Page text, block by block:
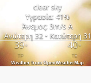
clear sky
Υγρασία: 41%
Άνεμος: 3m/s Α
Ανώτερη 32 • Κατώτερη 31
39°
ΤΡ
40°
ΤΕ
Weather from OpenWeatherMap